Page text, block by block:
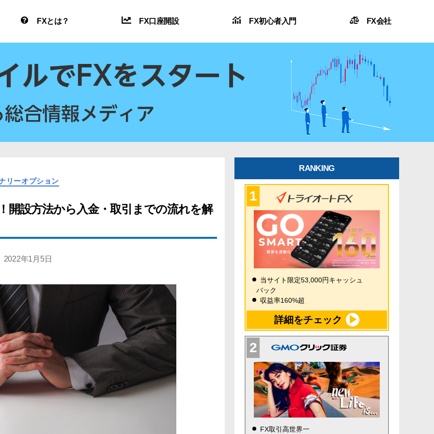
FXとは？ FX口座開設 FX初心者入門 FX会社
カ
テ
リ
ー
リーオプション
開設方法から入金・取引までの流れを解
2022年1月5日
RANKING
当サイト限定53,000円キャッシュ
バック
収益率160%超
詳細をチェック
FX取引高世界一